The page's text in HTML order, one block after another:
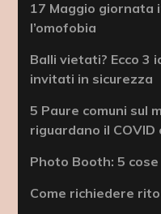
17 Maggio giornata
l’omofobia
Balli vietati? Ecco
invitati in sicurezza
5 Paure comuni sul
riguardano il
Photo Booth: 5
Come richiedere